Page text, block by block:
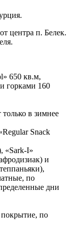
центра п. Белек.
650 кв.м,
горками 160
в зимнее
Snаck
«Sark-I»
и
по
дни
покрытие, по